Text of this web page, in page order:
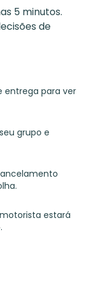
5 minutos.
de
entrega para ver
grupo e
estará